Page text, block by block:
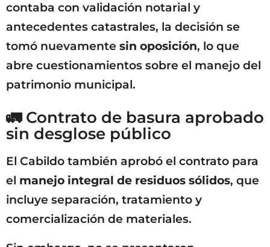
contaba con validación notarial y
antecedentes catastrales, la decisión se
tomó nuevamente sin oposición, lo que
abre cuestionamientos sobre el manejo del
patrimonio municipal.
🚛 Contrato de basura aprobado
sin desglose público
El Cabildo también aprobó el contrato para
el manejo integral de residuos sólidos, que
incluye separación, tratamiento y
comercialización de materiales.